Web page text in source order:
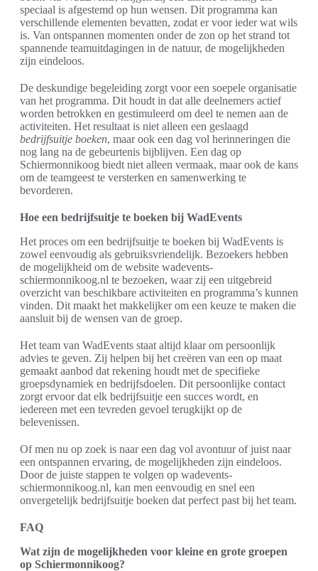
speciaal is afgestemd op hun wensen. Dit programma kan
verschillende elementen bevatten, zodat er voor ieder wat wils
is. Van ontspannen momenten onder de zon op het strand tot
spannende teamuitdagingen in de natuur, de mogelijkheden
zijn eindeloos.
De deskundige begeleiding zorgt voor een soepele organisatie
van het programma. Dit houdt in dat alle deelnemers actief
worden betrokken en gestimuleerd om deel te nemen aan de
activiteiten. Het resultaat is niet alleen een geslaagd
bedrijfsuitje boeken, maar ook een dag vol herinneringen die
nog lang na de gebeurtenis bijblijven. Een dag op
Schiermonnikoog biedt niet alleen vermaak, maar ook de kans
om de teamgeest te versterken en samenwerking te
bevorderen.
Hoe een bedrijfsuitje te boeken bij WadEvents
Het proces om een bedrijfsuitje te boeken bij WadEvents is
zowel eenvoudig als gebruiksvriendelijk. Bezoekers hebben
de mogelijkheid om de website wadevents-
schiermonnikoog.nl te bezoeken, waar zij een uitgebreid
overzicht van beschikbare activiteiten en programma’s kunnen
vinden. Dit maakt het makkelijker om een keuze te maken die
aansluit bij de wensen van de groep.
Het team van WadEvents staat altijd klaar om persoonlijk
advies te geven. Zij helpen bij het creëren van een op maat
gemaakt aanbod dat rekening houdt met de specifieke
groepsdynamiek en bedrijfsdoelen. Dit persoonlijke contact
zorgt ervoor dat elk bedrijfsuitje een succes wordt, en
iedereen met een tevreden gevoel terugkijkt op de
belevenissen.
Of men nu op zoek is naar een dag vol avontuur of juist naar
een ontspannen ervaring, de mogelijkheden zijn eindeloos.
Door de juiste stappen te volgen op wadevents-
schiermonnikoog.nl, kan men eenvoudig en snel een
onvergetelijk bedrijfsuitje boeken dat perfect past bij het team.
FAQ
Wat zijn de mogelijkheden voor kleine en grote groepen
op Schiermonnikoog?